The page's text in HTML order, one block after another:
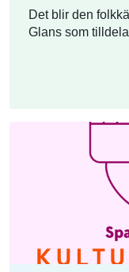
Det blir den
Glans som